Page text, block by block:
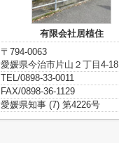
有限会社居植住
〒794-0063
愛媛県今治市片山２丁目4-18
TEL/0898-33-0011
FAX/0898-36-1129
愛媛県知事 (7) 第4226号